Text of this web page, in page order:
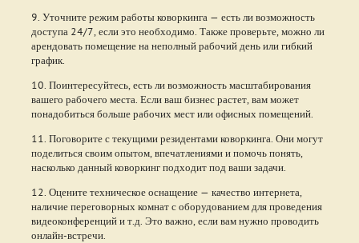
9. Уточните режим работы коворкинга — есть ли возможность
доступа 24/7, если это необходимо. Также проверьте, можно ли
арендовать помещение на неполный рабочий день или гибкий
график.
10. Поинтересуйтесь, есть ли возможность масштабирования
вашего рабочего места. Если ваш бизнес растет, вам может
понадобиться больше рабочих мест или офисных помещений.
11. Поговорите с текущими резидентами коворкинга. Они могут
поделиться своим опытом, впечатлениями и помочь понять,
насколько данный коворкинг подходит под ваши задачи.
12. Оцените техническое оснащение — качество интернета,
наличие переговорных комнат с оборудованием для проведения
видеоконференций и т.д. Это важно, если вам нужно проводить
онлайн-встречи.